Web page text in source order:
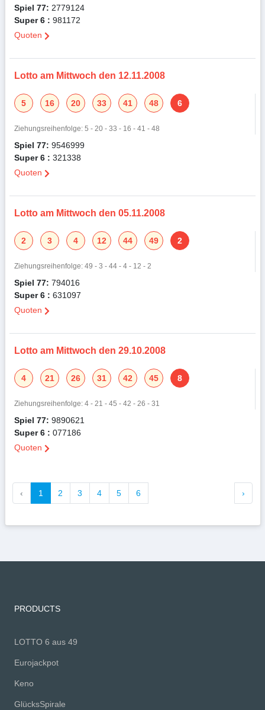
Spiel 77: 2779124
Super 6 : 981172
Quoten
Lotto am Mittwoch den 12.11.2008
5 16 20 33 41 48 6
Ziehungsreihenfolge: 5 - 20 - 33 - 16 - 41 - 48
Spiel 77: 9546999
Super 6 : 321338
Quoten
Lotto am Mittwoch den 05.11.2008
2 3 4 12 44 49 2
Ziehungsreihenfolge: 49 - 3 - 44 - 4 - 12 - 2
Spiel 77: 794016
Super 6 : 631097
Quoten
Lotto am Mittwoch den 29.10.2008
4 21 26 31 42 45 8
Ziehungsreihenfolge: 4 - 21 - 45 - 42 - 26 - 31
Spiel 77: 9890621
Super 6 : 077186
Quoten
‹ 1 2 3 4 5 6 ›
PRODUCTS
LOTTO 6 aus 49
Eurojackpot
Keno
GlücksSpirale